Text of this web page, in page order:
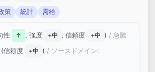
策 統計 需給
性 ↑ , 強度 +中 , 信頼度 +中 ) / 急騰
(信頼度
+中 ) / ソースドメイン: